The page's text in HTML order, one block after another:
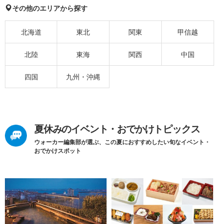
その他のエリアから探す
北海道 東北 関東 甲信越
北陸 東海 関西 中国
四国 九州・沖縄
夏休みのイベント・おでかけトピックス
ウォーカー編集部が選ぶ、この夏におすすめしたい旬なイベント・
おでかけスポット